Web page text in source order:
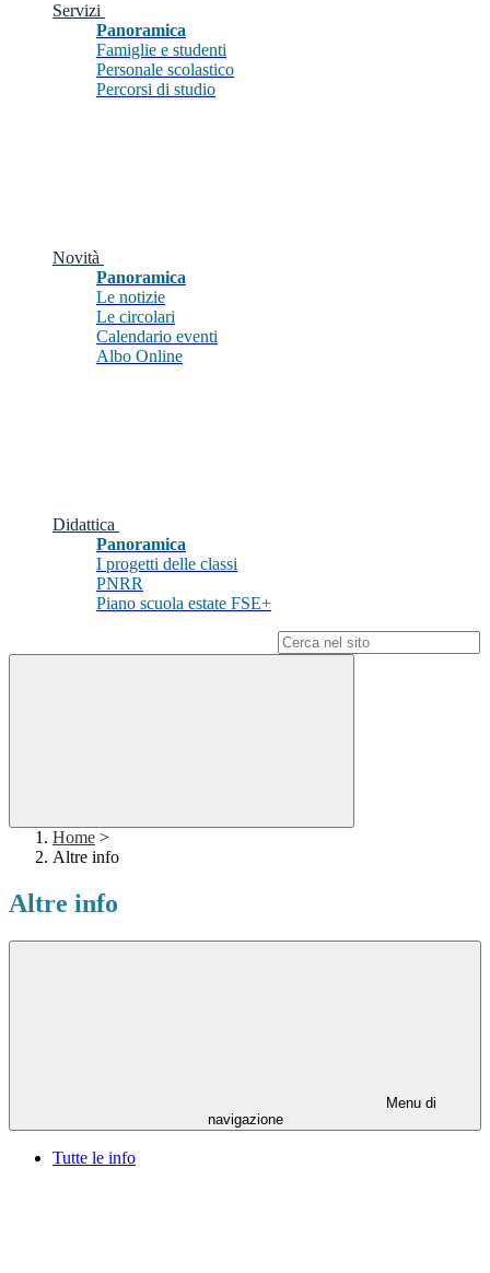
Servizi
Panoramica
Famiglie e studenti
Personale scolastico
Percorsi di studio
Novità
Panoramica
Le notizie
Le circolari
Calendario eventi
Albo Online
Didattica
Panoramica
I progetti delle classi
PNRR
Piano scuola estate FSE+
Home >
Altre info
Altre info
Menu di
navigazione
Tutte le info